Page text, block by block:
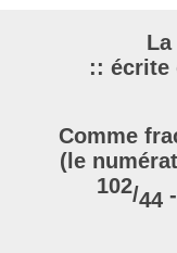
:: écrite
Comme
(le
102/44 -